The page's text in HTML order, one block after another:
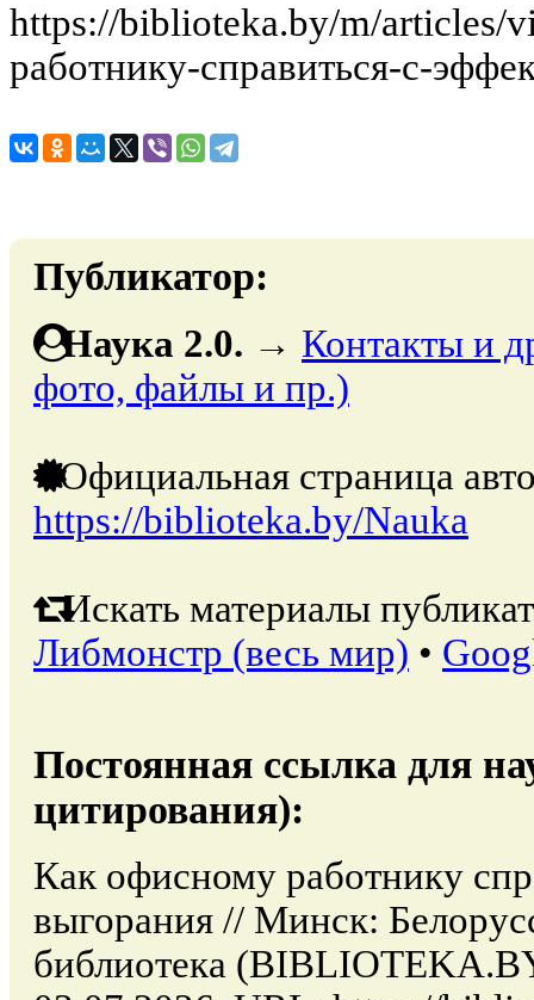
https://biblioteka.by/m/articles/
работнику-справиться-с-
Публикатор:
Наука 2.0. → Контакты и
фото, файлы и пр.)
Официальная страница
https://biblioteka.by/Nauka
Искать материалы
Либмонстр (весь мир) •
Постоянная ссылка для
цитирования):
Как офисному работнику
выгорания // Минск:
библиотека